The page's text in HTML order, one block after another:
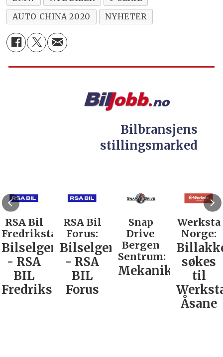
AUTO CHINA 2020
NYHETER
Bilbransjens
stillingsmarked
RSA Bil
Fredrikstad:
Bilselger
- RSA
BIL
Fredrikstad
RSA Bil
Forus:
Bilselger
- RSA
BIL
Forus
Snap
Drive
Bergen
Sentrum:
Mekaniker
Werksta
Norge:
søkes
til
Åsane